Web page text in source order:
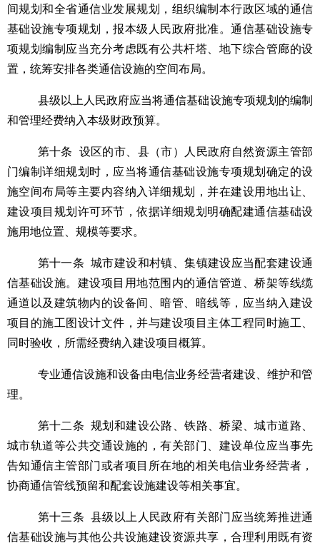
间规划和全省通信业发展规划，组织编制本行政区域的通信
基础设施专项规划，报本级人民政府批准。通信基础设施专
项规划编制应当充分考虑既有公共杆塔、地下综合管廊的设
置，统筹安排各类通信设施的空间布局。
县级以上人民政府应当将通信基础设施专项规划的编制
和管理经费纳入本级财政预算。
第十条
设区的市、县（市）人民政府自然资源主管部
门编制详细规划时，应当将通信基础设施专项规划确定的设
施空间布局等主要内容纳入详细规划，并在建设用地出让、
建设项目规划许可环节，依据详细规划明确配建通信基础设
施用地位置、规模等要求。
第十一条 城市建设和村镇、集镇建设应当配套建设通
信基础设施。建设项目用地范围内的通信管道、桥架等线缆
通道以及建筑物内的设备间、暗管、暗线等，应当纳入建设
项目的施工图设计文件，并与建设项目主体工程同时施工、
同时验收，所需经费纳入建设项目概算。
专业通信设施和设备由电信业务经营者建设、维护和管
理。
第十二条 规划 和建设公路、铁路、桥梁、城市道路、
城市轨道等公共交通设施的，有关部门、建设单位应当事先
告知通信主管部门或者项目所在地的相关电信业务经营者，
协商通信管线预留和配套设施建设等相关事宜。
第十三条 县级以上人民政府有关部门应当统筹推进通
信基础设施与其他公共设施建设资源共享，合理利用既有资